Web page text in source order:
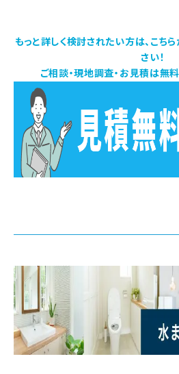
もっと詳しく検討されたい方は、こち
さい！
ご相談・現地調査・お見積は無